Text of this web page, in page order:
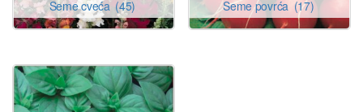
Seme cveća (45) Seme povrća (17)